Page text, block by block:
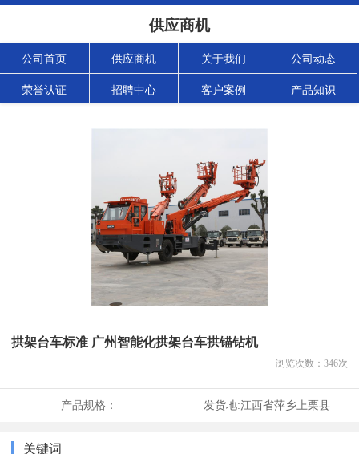
供应商机
公司首页 供应商机 关于我们 公司动态
荣誉认证 招聘中心 客户案例 产品知识
拱架台车标准 广州智能化拱架台车拱锚钻机
浏览次数： 346次
产品规格： 发货地:江西省萍乡上栗县
关键词